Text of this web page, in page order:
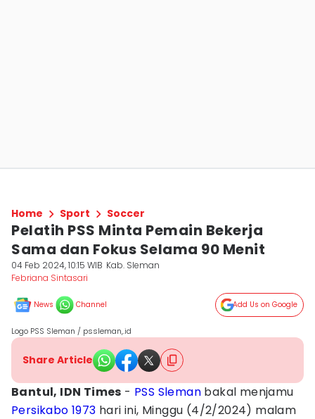
Home Sport Soccer
Pelatih PSS Minta Pemain Bekerja
Sama dan Fokus Selama 90 Menit
04 Feb 2024, 10:15 WIB Kab. Sleman
Febriana Sintasari
News Channel Add Us on Google
Logo PSS Sleman / pssleman,.id
Share Article
Bantul, IDN Times - PSS Sleman bakal menjamu
Persikabo 1973 hari ini, Minggu (4/2/2024) malam